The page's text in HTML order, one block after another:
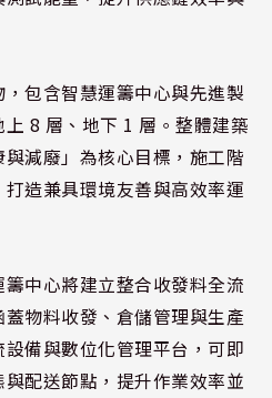
包含智慧運籌中心與先進製
8 層、地下 1 層。整體建築
減廢」為核心目標，施工階
造兼具環境友善與高效率運
中心將建立整合收發料全流
物料收發、倉儲管理與生產
備與數位化管理平台，可即
配送節點，提升作業效率並